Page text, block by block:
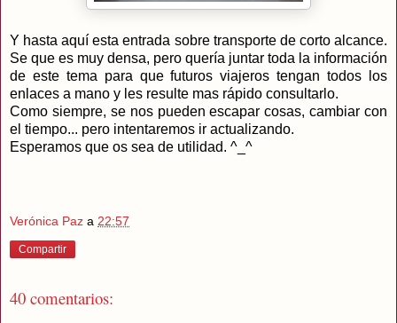
Y hasta aquí esta entrada sobre transporte de corto alcance.
Se que es muy densa, pero quería juntar toda la información
de este tema para que futuros viajeros tengan todos los
enlaces a mano y les resulte mas rápido consultarlo.
Como siempre, se nos pueden escapar cosas, cambiar con
el tiempo... pero intentaremos ir actualizando.
Esperamos que os sea de utilidad. ^_^
Verónica Paz a 22:57
Compartir
40 comentarios: